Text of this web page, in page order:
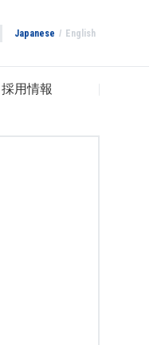
Japanese English
採用情報